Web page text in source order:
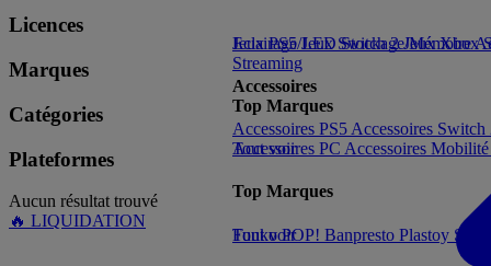
Licences
Marques
Catégories
Plateformes
Aucun résultat trouvé
🔥 LIQUIDATION
Jeux PS5Jeux Switch 2Jeux Xbox
Accessoires
Accessoires PS5 Accessoires
Accessoires PC Accessoires Mobilité
Top Marques
Tout voir
Funko POP! Banpresto Plastoy Stor
Eclairage/LEDStockage/Mémoire
Streaming
Top Marques
Tout voir